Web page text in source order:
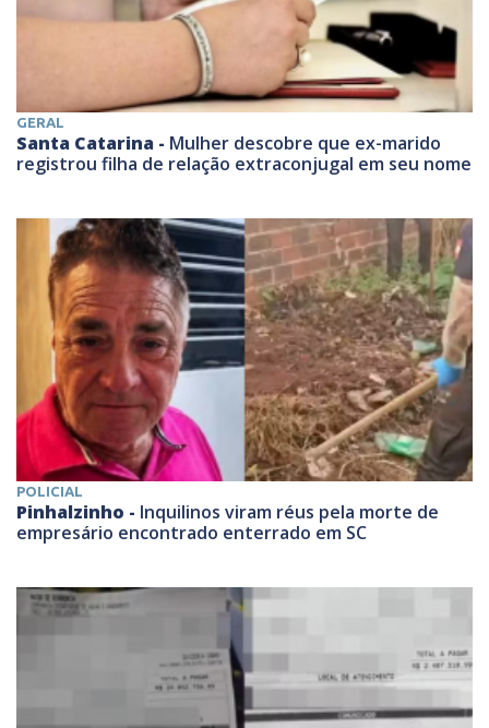
GERAL
Santa Catarina - Mulher descobre que ex-marido
registrou filha de relação extraconjugal em seu nome
POLICIAL
Pinhalzinho - Inquilinos viram réus pela morte de
empresário encontrado enterrado em SC